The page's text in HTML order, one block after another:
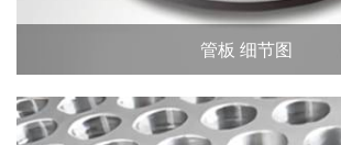
管板 细节图